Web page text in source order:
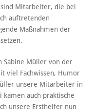
Mitarbeiter, die bei
auftretenden
Maßnahmen der
Sabine Müller von der
viel Fachwissen, Humor
unsere Mitarbeiter in
auch praktische
unsere Ersthelfer nun